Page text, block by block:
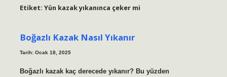
Etiket: Yün kazak yıkanınca çeker mi
Boğazlı Kazak Nasıl Yıkanır
Tarih: Ocak 18, 2025
Boğazlı kazak kaç derecede yıkanır? Bu yüzden